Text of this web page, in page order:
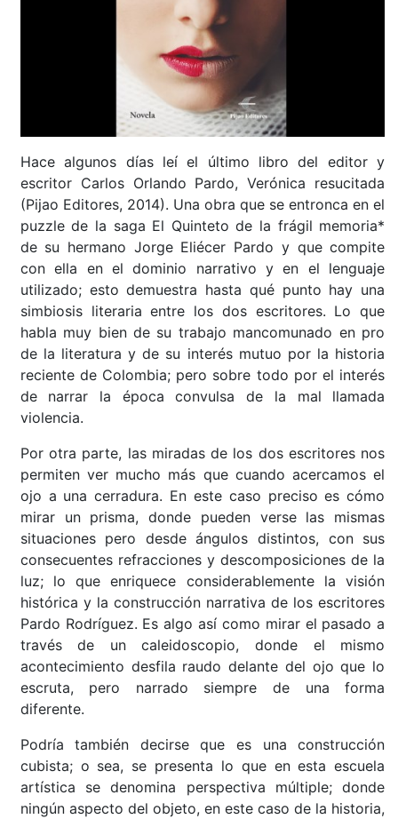
Hace algunos días leí el último libro del editor y
escritor Carlos Orlando Pardo, Verónica resucitada
(Pijao Editores, 2014). Una obra que se entronca en el
puzzle de la saga El Quinteto de la frágil memoria*
de su hermano Jorge Eliécer Pardo y que compite
con ella en el dominio narrativo y en el lenguaje
utilizado; esto demuestra hasta qué punto hay una
simbiosis literaria entre los dos escritores. Lo que
habla muy bien de su trabajo mancomunado en pro
de la literatura y de su interés mutuo por la historia
reciente de Colombia; pero sobre todo por el interés
de narrar la época convulsa de la mal llamada
violencia.
Por otra parte, las miradas de los dos escritores nos
permiten ver mucho más que cuando acercamos el
ojo a una cerradura. En este caso preciso es cómo
mirar un prisma, donde pueden verse las mismas
situaciones pero desde ángulos distintos, con sus
consecuentes refracciones y descomposiciones de la
luz; lo que enriquece considerablemente la visión
histórica y la construcción narrativa de los escritores
Pardo Rodríguez. Es algo así como mirar el pasado a
través de un caleidoscopio, donde el mismo
acontecimiento desfila raudo delante del ojo que lo
escruta, pero narrado siempre de una forma
diferente.
Podría también decirse que es una construcción
cubista; o sea, se presenta lo que en esta escuela
artística se denomina perspectiva múltiple; donde
ningún aspecto del objeto, en este caso de la historia,